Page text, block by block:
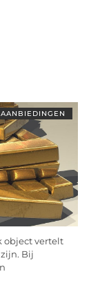
AANBIEDINGEN
object vertelt
Bij